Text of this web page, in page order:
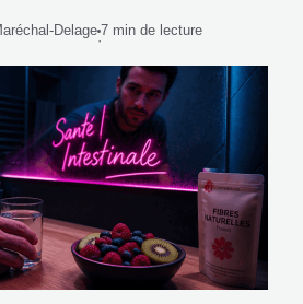
Delage
·
7 min de lecture